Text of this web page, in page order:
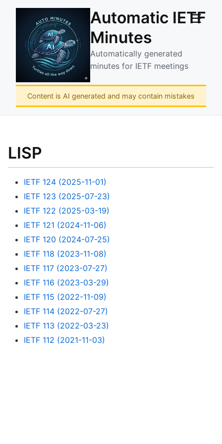
Automatic IETF
Minutes
Automatically generated
minutes for IETF meetings
☰
Content is AI generated and may contain mistakes
LISP
IETF 124 (2025-11-01)
IETF 123 (2025-07-23)
IETF 122 (2025-03-19)
IETF 121 (2024-11-06)
IETF 120 (2024-07-25)
IETF 118 (2023-11-08)
IETF 117 (2023-07-27)
IETF 116 (2023-03-29)
IETF 115 (2022-11-09)
IETF 114 (2022-07-27)
IETF 113 (2022-03-23)
IETF 112 (2021-11-03)